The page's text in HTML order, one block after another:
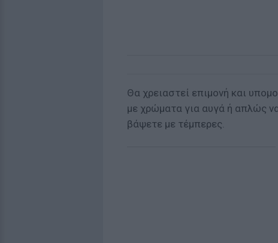
Θα χρειαστεί επιμονή και
με χρώματα για αυγά ή απλώς
βάψετε με τέμπερες.